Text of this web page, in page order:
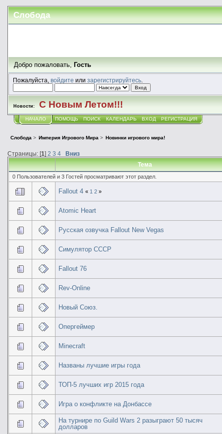
Слобода
Добро пожаловать,Гость
Пожалуйста, войдите или зарегистрируйтесь.
Новости: С Новым Летом!!!
НАЧАЛО ПОМОЩЬ ПОИСК КАЛЕНДАРЬ ВХОД РЕГИСТРАЦИЯ
Слобода > Империя Игрового Мира > Новинки игрового мира!
Страницы: [1] 2 3 4
Вниз
Тема
0 Пользователей и 3 Гостей просматривают этот раздел.
Fallout 4 « 1 2 »
Atomic Heart
Русская озвучка Fallout New Vegas
Симулятор СССР
Fallout 76
Rev-Online
Новый Союз.
Опергеймер
Minecraft
Названы лучшие игры года
ТОП-5 лучших игр 2015 года
Игра о конфликте на Донбассе
На турнире по Guild Wars 2 разыграют 50 тысяч
долларов